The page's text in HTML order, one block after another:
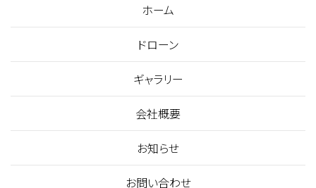
ホーム
ドローン
ギャラリー
会社概要
お知らせ
お問い合わせ